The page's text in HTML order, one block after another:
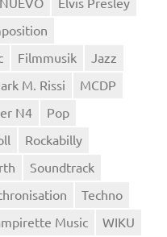
Filmmusik
Jazz
M. Rissi
MCDP
N4
Pop
Rockabilly
Soundtrack
Techno
Music
WIKU